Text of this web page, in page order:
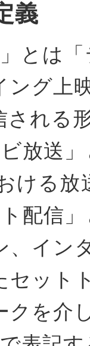
義
」とは
ング上
される
ビ放送
ける放
ト配信
、イン
セット
クを介